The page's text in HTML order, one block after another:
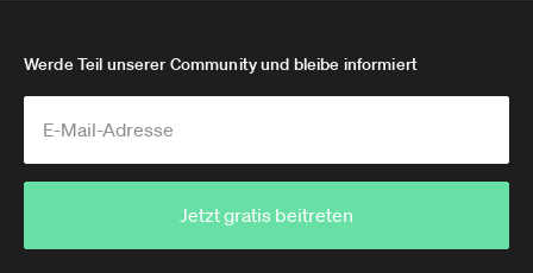
Werde Teil unserer Community und bleibe informiert
Jetzt gratis beitreten